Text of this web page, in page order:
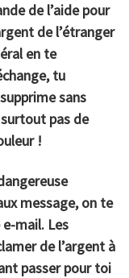
de l’aide pour
de l’étranger
en te
tu
sans
pas de
!
message, on te
mail. Les
de l’argent à
passer pour toi